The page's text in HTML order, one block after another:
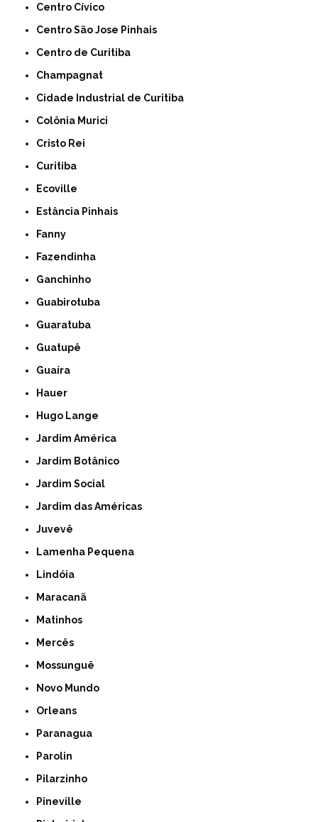
Centro Cívico
Centro São Jose Pinhais
Centro de Curitiba
Champagnat
Cidade Industrial de Curitiba
Colônia Murici
Cristo Rei
Curitiba
Ecoville
Estância Pinhais
Fanny
Fazendinha
Ganchinho
Guabirotuba
Guaratuba
Guatupê
Guaíra
Hauer
Hugo Lange
Jardim América
Jardim Botânico
Jardim Social
Jardim das Américas
Juvevê
Lamenha Pequena
Lindóia
Maracanã
Matinhos
Mercês
Mossunguê
Novo Mundo
Orleans
Paranagua
Parolin
Pilarzinho
Pineville